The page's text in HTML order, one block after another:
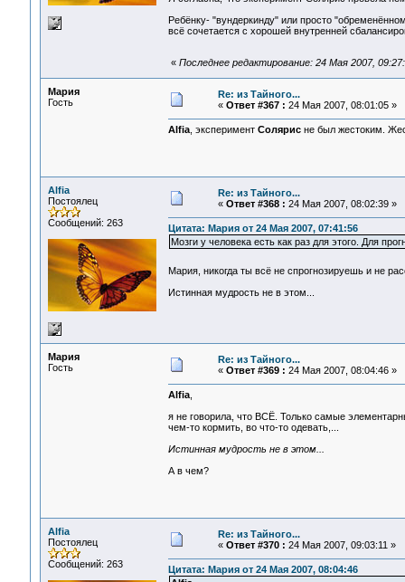
Ребёнку- "вундеркинду" или просто
всё сочетается с хорошей внутренней
« Последнее редактирование: 24 Мая 2007,
Мария
Гость
Re: из Тайного...
« Ответ #367 : 24 Мая 2007, 08:01:05 »
Alfia, эксперимент Солярисне был жестоким.
Alfia
Постоялец
Сообщений: 263
Re: из Тайного...
« Ответ #368 : 24 Мая 2007, 08:02:39 »
Цитата: Мария от 24 Мая 2007, 07:41:56
Мозги у человека есть как раз для этого. Для
Мария, никогда ты всё не спрогнозируешь и не
Истинная мудрость не в этом...
Мария
Гость
Re: из Тайного...
« Ответ #369 : 24 Мая 2007, 08:04:46 »
Alfia,
я не говорила, что ВСЁ. Только самые
чем-то кормить, во что-то одевать,...
Истинная мудрость не в этом...
А в чем?
Alfia
Постоялец
Сообщений: 263
Re: из Тайного...
« Ответ #370 : 24 Мая 2007, 09:03:11 »
Цитата: Мария от 24 Мая 2007, 08:04:46